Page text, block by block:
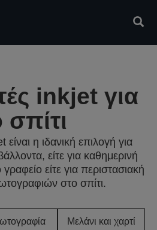
inkjet για
σπίτι
η ιδανική επιλογή για
είτε για καθημερινή
είτε για περιστασιακή
στο σπίτι.
Μελάνι και χαρτί